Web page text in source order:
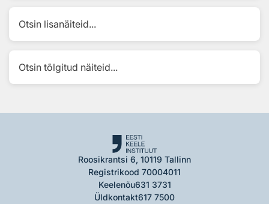
Otsin lisanäiteid...
Otsin tõlgitud näiteid...
Roosikrantsi 6, 10119 Tallinn
Registrikood 70004011
Keelenõu631 3731
Üldkontakt617 7500